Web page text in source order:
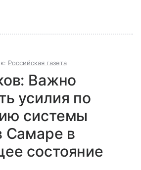
Российская газета
Важно
усилия по
системы
Самаре в
состояние